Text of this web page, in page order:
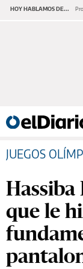
HOY HABLAMOS DE...
JUEGOS
que le